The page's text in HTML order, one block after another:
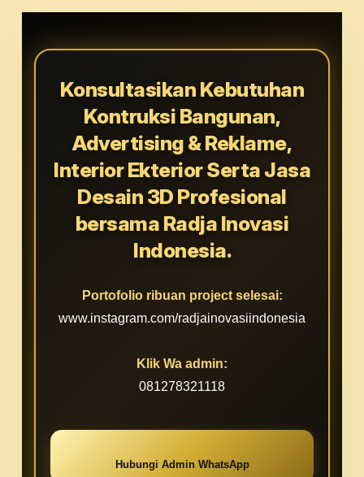
Konsultasikan Kebutuhan
Kontruksi Bangunan,
Advertising & Reklame,
Interior Ekterior Serta Jasa
Desain 3D Profesional
bersama Radja Inovasi
Indonesia.
Portofolio ribuan project selesai:
www.instagram.com/radjainovasiindonesia
Klik Wa admin:
081278321118
Hubungi Admin WhatsApp